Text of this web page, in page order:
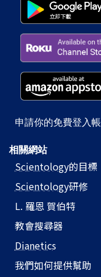
申請你的免費登入
相關網站
Scientology的目標
Scientology研修
L. 羅恩 賀伯特
教會搜尋器
Dianetics
我們如何提供幫助